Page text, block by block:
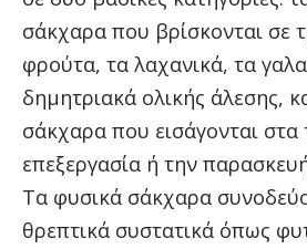
σάκχαρα που βρίσκονται σε
φρούτα, τα λαχανικά, τα
δημητριακά ολικής άλεσης,
σάκχαρα που εισάγονται
επεξεργασία ή την
Τα φυσικά σάκχαρα
θρεπτικά συστατικά όπως